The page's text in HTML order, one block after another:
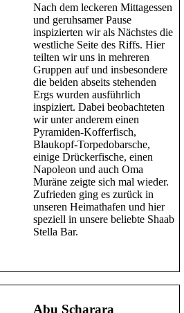
Nach dem leckeren Mittagessen
und geruhsamer Pause
inspizierten wir als Nächstes die
westliche Seite des Riffs. Hier
teilten wir uns in mehreren
Gruppen auf und insbesondere
die beiden abseits stehenden
Ergs wurden ausführlich
inspiziert. Dabei beobachteten
wir unter anderem einen
Pyramiden-Kofferfisch,
Blaukopf-Torpedobarsche,
einige Drückerfische, einen
Napoleon und auch Oma
Muräne zeigte sich mal wieder.
Zufrieden ging es zurück in
unseren Heimathafen und hier
speziell in unsere beliebte Shaab
Stella Bar.
Abu Scharara